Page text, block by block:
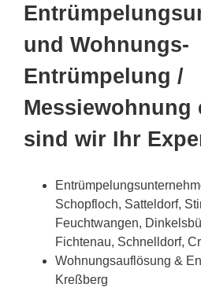
und Wohnungs-
Entrümpelung /
Messiewohnung
sind wir Ihr
Schopfloch, Satteldorf,
Feuchtwangen,
Fichtenau, Schnelldorf,
Wohnungsauflösung &
Kreßberg